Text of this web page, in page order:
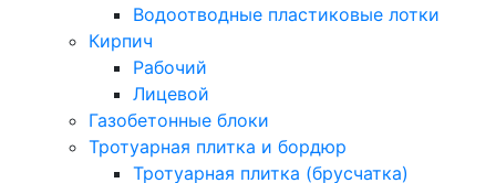
Водоотводные пластиковые лотки
Кирпич
Рабочий
Лицевой
Газобетонные блоки
Тротуарная плитка и бордюр
Тротуарная плитка (брусчатка)